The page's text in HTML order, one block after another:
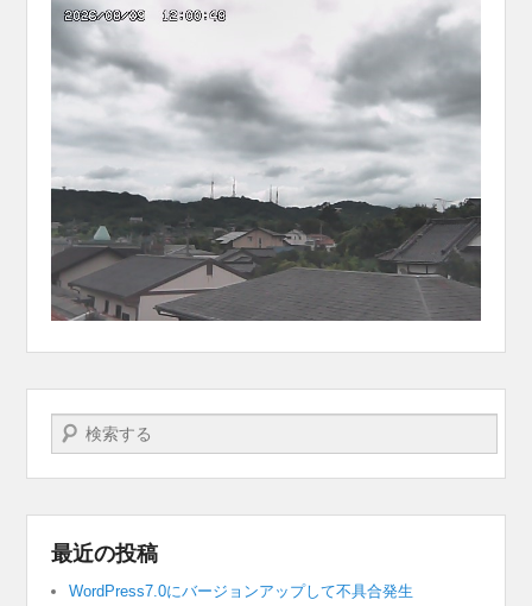
検索する
最近の投稿
WordPress7.0にバージョンアップして不具合発生